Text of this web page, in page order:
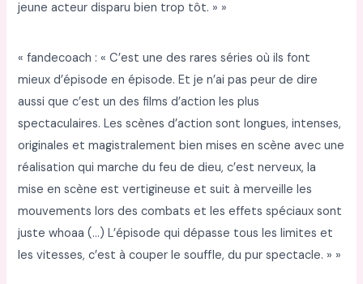
jeune acteur disparu bien trop tôt. » »
« fandecoach : « C’est une des rares séries où ils font
mieux d’épisode en épisode. Et je n’ai pas peur de dire
aussi que c’est un des films d’action les plus
spectaculaires. Les scènes d’action sont longues, intenses,
originales et magistralement bien mises en scène avec une
réalisation qui marche du feu de dieu, c’est nerveux, la
mise en scène est vertigineuse et suit à merveille les
mouvements lors des combats et les effets spéciaux sont
juste whoaa (…) L’épisode qui dépasse tous les limites et
les vitesses, c’est à couper le souffle, du pur spectacle. » »